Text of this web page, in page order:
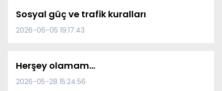
Sosyal güç ve trafik kuralları
2026-06-05 19:17:43
Herşey olamam…
2026-05-28 15:24:56